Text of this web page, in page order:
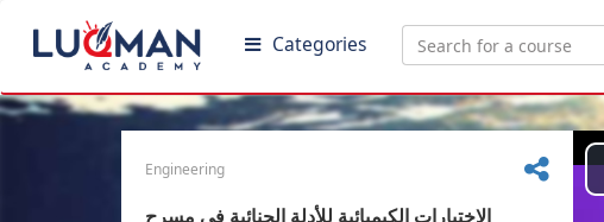
Categories
Engineering
الإختبارات الكيميائية للأدلة الجنائية في مسرح